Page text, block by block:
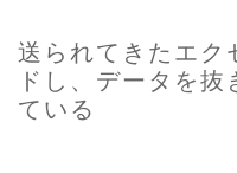
送られてきたエク
ドし、データを
ている